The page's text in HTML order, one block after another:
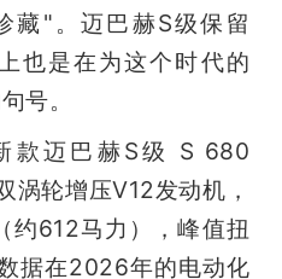
藏"。迈巴赫S级保留
也是在为这个时代的
号。
款迈巴赫S级 S 680
涡轮增压V12发动机，
约612马力），峰值扭
据在2026年的电动化